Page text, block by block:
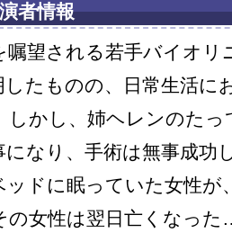
者情報
嘱望される若手バイオリ
したものの、日常生活に
しかし、姉ヘレンのたっ
なり、手術は無事成功
ッドに眠っていた女性が
の女性は翌日亡くなっ